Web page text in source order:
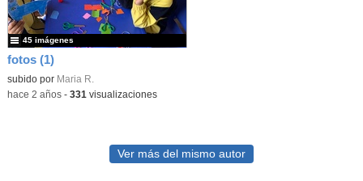
fotos (1)
subido por Maria R.
45 imágenes
-hace 2 años- 331visualizaciones
Ver más del mismo autor